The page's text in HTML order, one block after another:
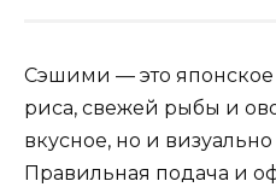
Сэшими — это японское
риса, свежей рыбы и
вкусное, но и
Правильная подача и